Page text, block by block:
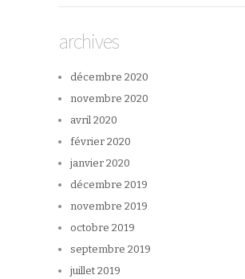
archives
décembre 2020
novembre 2020
avril 2020
février 2020
janvier 2020
décembre 2019
novembre 2019
octobre 2019
septembre 2019
juillet 2019